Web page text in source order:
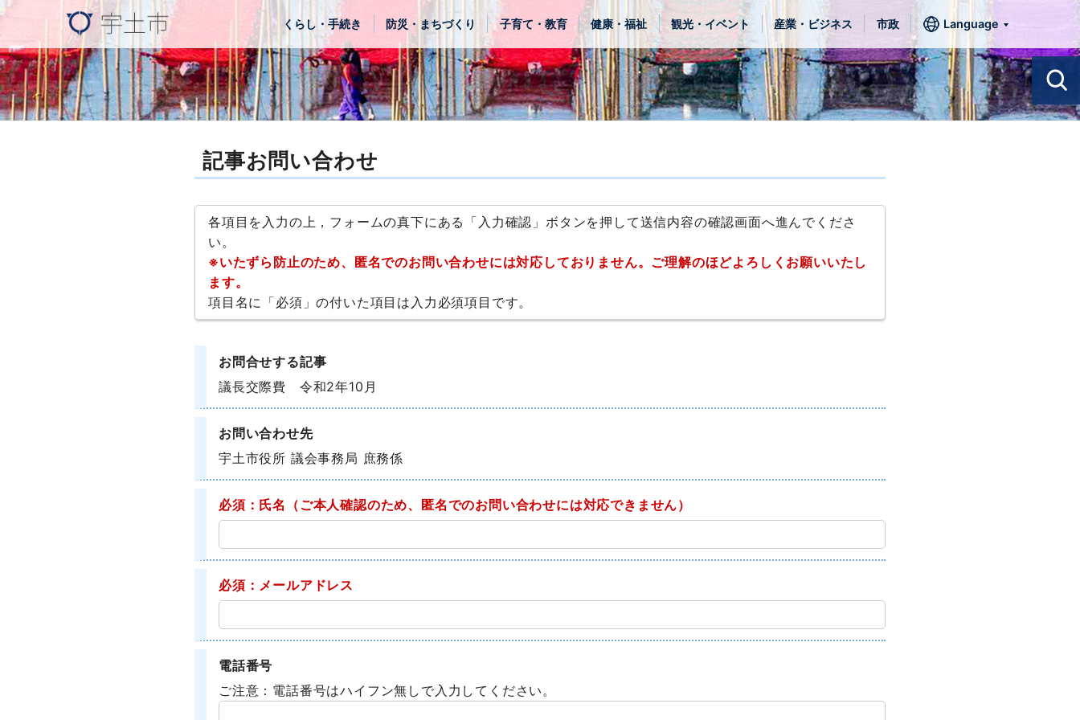
くらし・手続き 防災・まちづくり 子育て・教育 健康・福祉 観光・イベント 産業・ビジネス 市政 Language
記事お問い合わせ
各項目を入力の上，フォームの真下にある「入力確認」ボタンを押して送信内容の確認画面へ進んでくださ
い。
※いたずら防止のため、匿名でのお問い合わせには対応しておりません。ご理解のほどよろしくお願いいたし
ます。
項目名に「必須」の付いた項目は入力必須項目です。
お問合せする記事
議長交際費 令和2年10月
お問い合わせ先
宇土市役所 議会事務局 庶務係
必須：氏名 （ご本人確認のため、匿名でのお問い合わせには対応できません）
必須：メールアドレス
電話番号
ご注意：電話番号はハイフン無しで入力してください。